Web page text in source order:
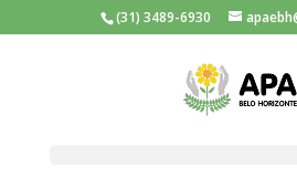
(31) 3489-6930